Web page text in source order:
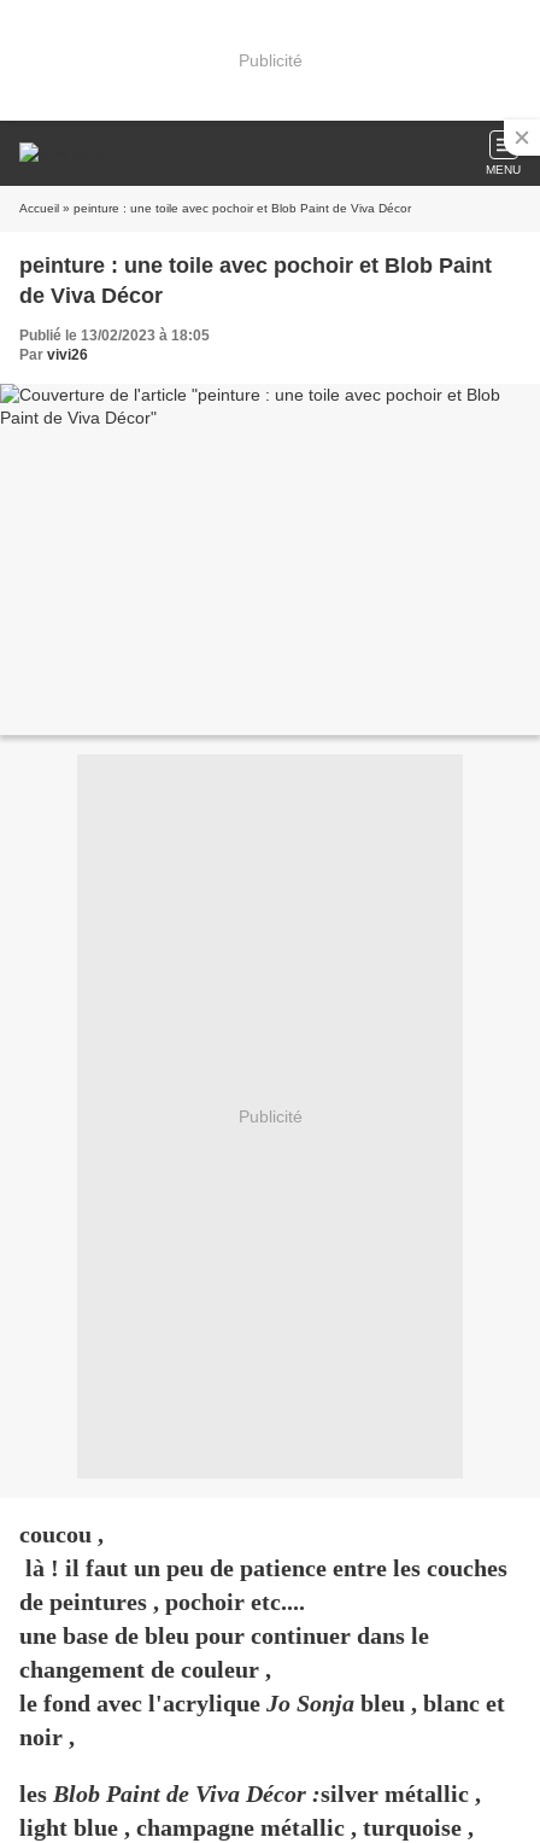
Publicité
MENU
Accueil » peinture : une toile avec pochoir et Blob Paint de Viva Décor
peinture : une toile avec pochoir et Blob Paint
de Viva Décor
Publié le 13/02/2023 à 18:05
Par vivi26
Publicité
coucou ,
là ! il faut un peu de patience entre les couches
de peintures , pochoir etc....
une base de bleu pour continuer dans le
changement de couleur ,
le fond avec l'acrylique Jo Sonja bleu , blanc et
noir ,
les Blob Paint de Viva Décor :silver métallic ,
light blue , champagne métallic , turquoise ,